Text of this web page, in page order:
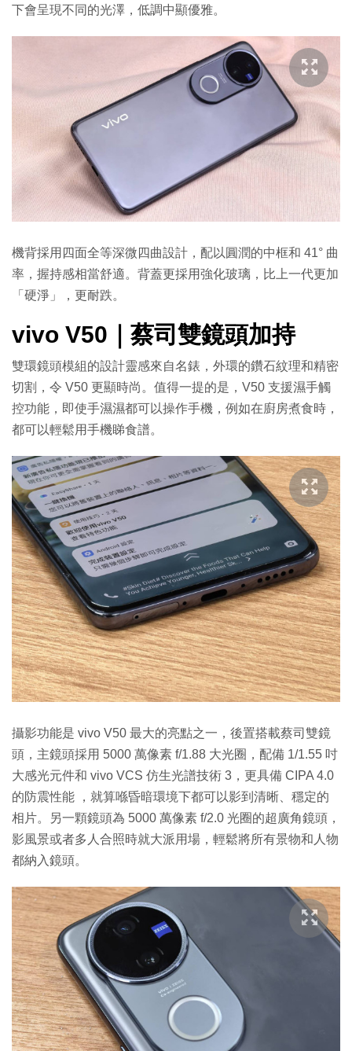
下會呈現不同的光澤，低調中顯優雅。
機背採用四面全等深微四曲設計，配以圓潤的中框和 41° 曲
率，握持感相當舒適。背蓋更採用強化玻璃，比上一代更加
「硬淨」，更耐跌。
vivo V50｜蔡司雙鏡頭加持
雙環鏡頭模組的設計靈感來自名錶，外環的鑽石紋理和精密
切割，令 V50 更顯時尚。值得一提的是，V50 支援濕手觸
控功能，即使手濕濕都可以操作手機，例如在廚房煮食時，
都可以輕鬆用手機睇食譜。
攝影功能是 vivo V50 最大的亮點之一，後置搭載蔡司雙鏡
頭，主鏡頭採用 5000 萬像素 f/1.88 大光圈，配備 1/1.55 吋
大感光元件和 vivo VCS 仿生光譜技術 3，更具備 CIPA 4.0
的防震性能 ，就算喺昏暗環境下都可以影到清晰、穩定的
相片。另一顆鏡頭為 5000 萬像素 f/2.0 光圈的超廣角鏡頭，
影風景或者多人合照時就大派用場，輕鬆將所有景物和人物
都納入鏡頭。